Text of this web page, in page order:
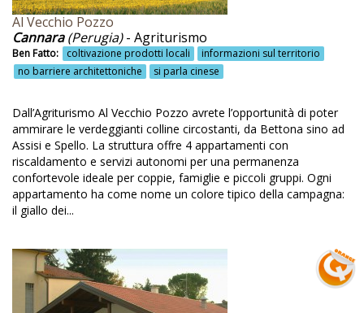
Antica dimora
Antica Tenuta
Aosta
Apiario
Apicoltura
Appartamenti
Aquila
Area giochi bambini
Armezzano
Al Vecchio Pozzo
Cannara(Perugia)- Agriturismo
Ben Fatto: coltivazione prodotti locali
informazioni sul territorio
no barriere architettoniche
si parla cinese
Dall’Agriturismo Al Vecchio Pozzo avrete l’opportunità di poter
ammirare le verdeggianti colline circostanti, da Bettona sino ad
Assisi e Spello. La struttura offre 4 appartamenti con
riscaldamento e servizi autonomi per una permanenza
confortevole ideale per coppie, famiglie e piccoli gruppi. Ogni
appartamento ha come nome un colore tipico della campagna:
il giallo dei...